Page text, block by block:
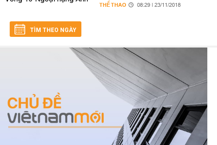
THỂ THAO 08:29 | 23/11/2018
TÌM THEO NGÀY